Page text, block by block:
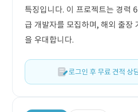
특징입니다. 이 프로젝트는 경력
급 개발자를 모집하며, 해외 출장
을 우대합니다.
로그인 후 무료 견적 상